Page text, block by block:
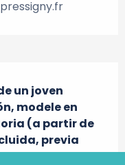
un joven
modele en
(a partir de
previa